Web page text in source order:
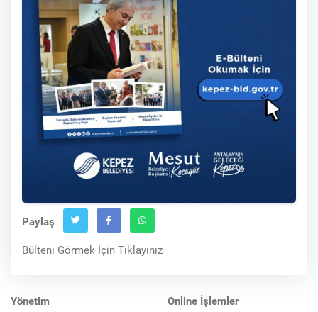
Paylaş
Bülteni Görmek İçin Tıklayınız
Yönetim
Online İşlemler